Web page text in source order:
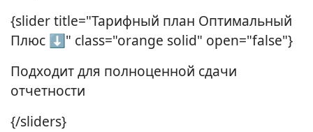
{slider title="Тарифный план Оптимальный
Плюс ⬇" class="orange solid" open="false"}
Подходит для полноценной сдачи
отчетности
{/sliders}